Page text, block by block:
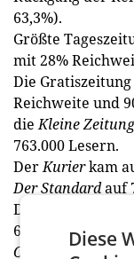
63,3%).
Größte
mit 28%
Die Gratiszeitung
Reichweite und
dieKleine Zeitung
763.000 Lesern.
DerKurierkam
Der Standardauf
Dahinter
6,9% Reichweite
Diese